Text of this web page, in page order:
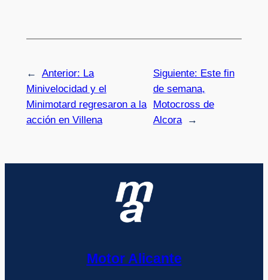
← Anterior: La
Minivelocidad y el
Minimotard regresaron a la
acción en Villena
Siguiente: Este fin
de semana,
Motocross de
Alcora
→
Motor Alicante